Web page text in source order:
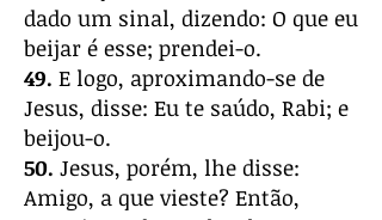
dado um sinal, dizendo: O que eu
beijar é esse; prendei-o.
49. E logo, aproximando-se de
Jesus, disse: Eu te saúdo, Rabi; e
beijou-o.
50. Jesus, porém, lhe disse:
Amigo, a que vieste? Então,